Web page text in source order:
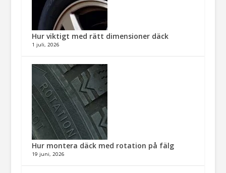
Hur viktigt med rätt dimensioner däck​
1 juli, 2026
Hur montera däck med rotation på fälg​
19 juni, 2026